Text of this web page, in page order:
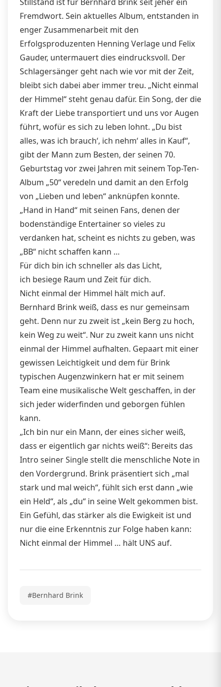
Fremdwort. Sein aktuelles Album, entstanden in
enger Zusammenarbeit mit den
Erfolgsproduzenten Henning Verlage und Felix
Gauder, untermauert dies eindrucksvoll. Der
Schlagersänger geht nach wie vor mit der Zeit,
bleibt sich dabei aber immer treu. „Nicht einmal
der Himmel“ steht genau dafür. Ein Song, der die
Kraft der Liebe transportiert und uns vor Augen
führt, wofür es sich zu leben lohnt. „Du bist
alles, was ich brauch‘, ich nehm‘ alles in Kauf“,
gibt der Mann zum Besten, der seinen 70.
Geburtstag vor zwei Jahren mit seinem Top-Ten-
Album „50“ veredeln und damit an den Erfolg
von „Lieben und leben“ anknüpfen konnte.
„Hand in Hand“ mit seinen Fans, denen der
bodenständige Entertainer so vieles zu
verdanken hat, scheint es nichts zu geben, was
„BB“ nicht schaffen kann …
Für dich bin ich schneller als das Licht,
ich besiege Raum und Zeit für dich.
Nicht einmal der Himmel hält mich auf.
Bernhard Brink weiß, dass es nur gemeinsam
geht. Denn nur zu zweit ist „kein Berg zu hoch,
kein Weg zu weit“. Nur zu zweit kann uns nicht
einmal der Himmel aufhalten. Gepaart mit einer
gewissen Leichtigkeit und dem für Brink
typischen Augenzwinkern hat er mit seinem
Team eine musikalische Welt geschaffen, in der
sich jeder widerfinden und geborgen fühlen
kann.
„Ich bin nur ein Mann, der eines sicher weiß,
dass er eigentlich gar nichts weiß“: Bereits das
Intro seiner Single stellt die menschliche Note in
den Vordergrund. Brink präsentiert sich „mal
stark und mal weich“, fühlt sich erst dann „wie
ein Held“, als „du“ in seine Welt gekommen bist.
Ein Gefühl, das stärker als die Ewigkeit ist und
nur die eine Erkenntnis zur Folge haben kann:
Nicht einmal der Himmel … hält UNS auf.
#Bernhard Brink